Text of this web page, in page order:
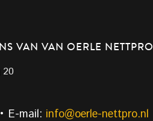
VAN VAN OERLE NETTPRO
20
• E-mail: info@oerle-nettpro.nl